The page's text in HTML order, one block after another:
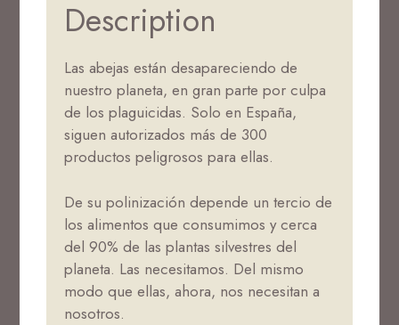
Description
Las abejas están desapareciendo de
nuestro planeta, en gran parte por culpa
de los plaguicidas. Solo en España,
siguen autorizados más de 300
productos peligrosos para ellas.
De su polinización depende un tercio de
los alimentos que consumimos y cerca
del 90% de las plantas silvestres del
planeta. Las necesitamos. Del mismo
modo que ellas, ahora, nos necesitan a
nosotros.